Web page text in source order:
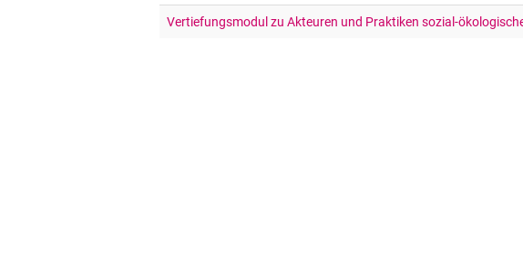
Vertiefungsmodul zu Akteuren und Praktiken sozial-